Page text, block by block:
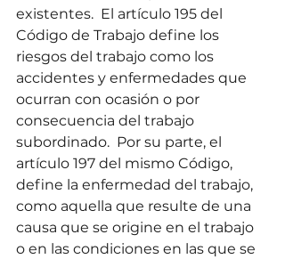
existentes.  El artículo 195 del
Código de Trabajo define los
riesgos del trabajo como los
accidentes y enfermedades que
ocurran con ocasión o por
consecuencia del trabajo
subordinado.  Por su parte, el
artículo 197 del mismo Código,
define la enfermedad del trabajo,
como aquella que resulte de una
causa que se origine en el trabajo
o en las condiciones en las que se